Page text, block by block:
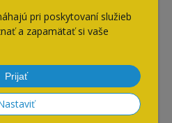
pri poskytovaní služieb
a zapamätať si vaše
Prijať
tovaru a to iba v prípade, že
upravovaný (navŕtané otvory na
podobne). Po tomto termíne nie
ktoré mohli byť spôsobené
na dvierkach, obitý roh,
robiť len do 24 hodín od